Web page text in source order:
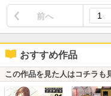
前へ
おすすめ作品
この作品を見た人はコチラも